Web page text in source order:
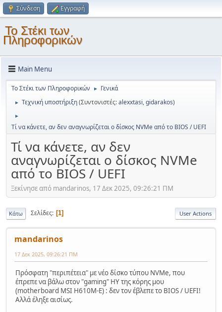
Σύνδεση Εγγραφή
Το Στέκι των
Πληροφορικών
Main Menu
Το Στέκι των Πληροφορικών ► Γενικά
► Τεχνική υποστήριξη(Συντονιστές:alexxtasi,gidarakos)
►
Τί να κάνετε, αν δεν αναγνωρίζεται ο δίσκος NVMe από το BIOS / UEFI
Τί να κάνετε, αν δεν
αναγνωρίζεται ο δίσκος NVMe
από το BIOS / UEFI
Ξεκίνησε από mandarinos, 17 Δεκ 2025, 09:26:21 ΠΜ
Κάτω Σελίδες 1 User Actions
mandarinos
17 Δεκ 2025, 09:26:21 ΠΜ
Πρόσφατη "περιπέτεια" με νέο δίσκο τύπου NVMe, που
έπρεπε να βάλω στον "gaming" ΗΥ της κόρης μου
(motherboard MSI H610M-E) : δεν τον έβλεπε το BIOS / UEFI!
Αλλά έληξε αισίως.